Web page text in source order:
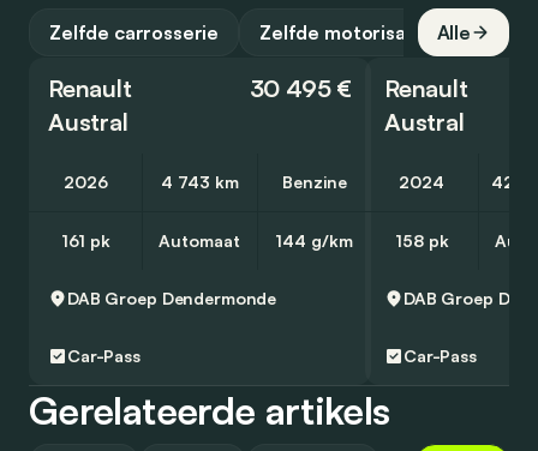
Zelfde carrosserie Zelfde motorisatie Alle
Renault
Austral
30 495 €
2026 4 743 km Benzine
161 pk Automaat 144 g/km
DAB Groep Dendermonde
Car-Pass
Renault
Austral
2024 42
158 pk
DAB Groep
Car-Pass
Gerelateerde artikels